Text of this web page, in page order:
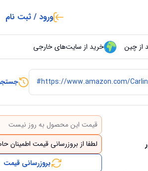
ورود / ثبت نام
از چین خرید از سایت‌های خارجی
قیمت این محصول به روز نیست
لطفا از بروزرسانی قیمت اطمینان
بروزرسانی قیمت